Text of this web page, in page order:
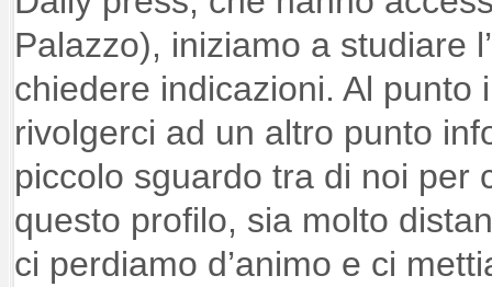
Palazzo), iniziamo a studiare
chiedere indicazioni. Al punto
rivolgerci ad un altro punto
piccolo sguardo tra di noi per
questo profilo, sia molto
ci perdiamo d’animo e ci